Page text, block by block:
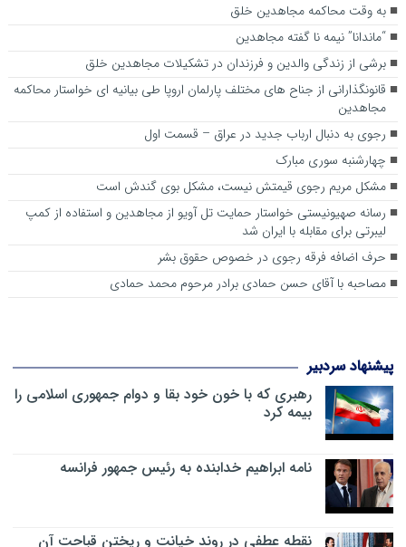
به وقت محاکمه مجاهدین خلق
“ماندانا” نیمه نا گفته مجاهدین
برشی از زندگی والدین و فرزندان در تشکیلات مجاهدین خلق
قانونگذارانی از جناح های مختلف پارلمان اروپا طی بیانیه ای خواستار محاکمه
مجاهدین
رجوی به دنبال ارباب جدید در عراق – قسمت اول
چهارشنبه سوری مبارک
مشکل مریم رجوی قیمتش نیست، مشکل بوی گندش است
رسانه صهیونیستی خواستار حمایت تل آویو از مجاهدین و استفاده از کمپ
لیبرتی برای مقابله با ایران شد
حرف اضافه فرقه رجوی در خصوص حقوق بشر
مصاحبه با آقای حسن حمادی برادر مرحوم محمد حمادی
پیشنهاد سردبیر
رهبری که با خون خود بقا و دوام جمهوری اسلامی را
بیمه کرد
نامه ابراهیم خدابنده به رئیس جمهور فرانسه
نقطه عطفی در روند خیانت و ریختن قباحت آن